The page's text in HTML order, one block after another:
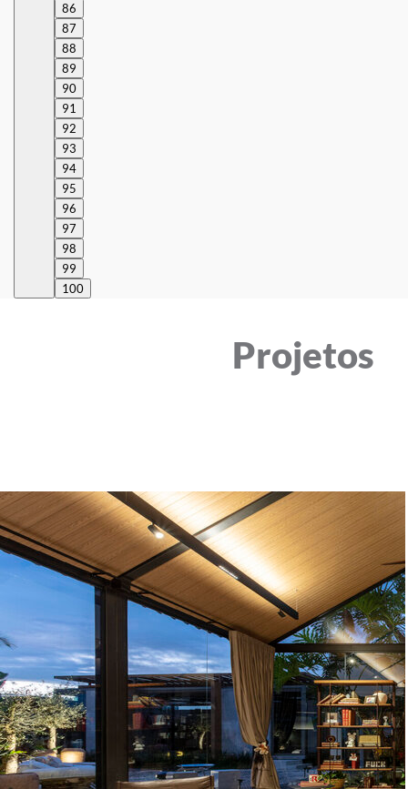
86
87
88
89
90
91
92
93
94
95
96
97
98
99
100
Projetos